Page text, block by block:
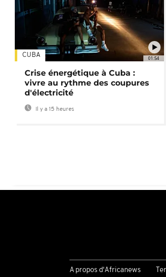
01:54
CUBA
Crise énergétique à Cuba :
vivre au rythme des coupures
d'électricité
Il y a 15 heures
A propos d'Africanews